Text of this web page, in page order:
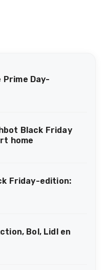
Prime Day-
Black Friday
home
Friday-edition:
Bol, Lidl en